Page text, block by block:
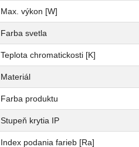
Max. výkon [W]
Farba svetla
Teplota chromatickosti [K]
Materiál
Farba produktu
Stupeň krytia IP
Index podania farieb [Ra]